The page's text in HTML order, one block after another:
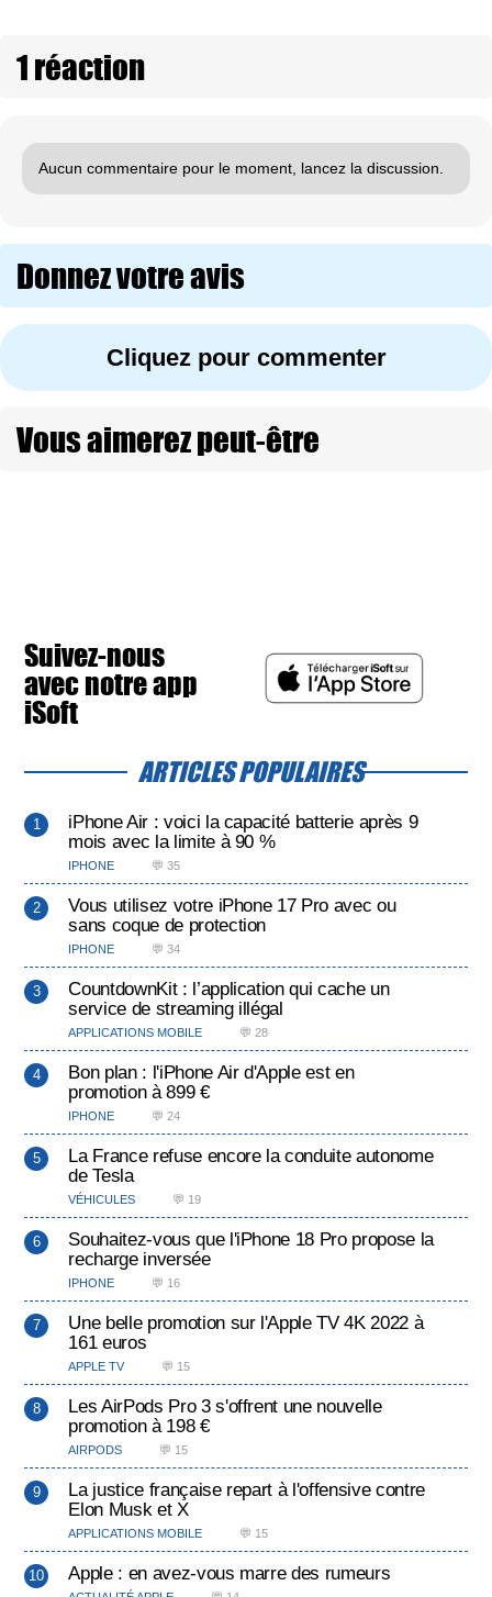
1 réaction
Aucun commentaire pour le moment, lancez la discussion.
Donnez votre avis
Cliquez pour commenter
Vous aimerez peut-être
Suivez-nous
avec notre app
iSoft
ARTICLES POPULAIRES
iPhone Air : voici la capacité batterie après 9
mois avec la limite à 90 %
IPHONE 💬 35
Vous utilisez votre iPhone 17 Pro avec ou
sans coque de protection
IPHONE 💬 34
CountdownKit : l’application qui cache un
service de streaming illégal
APPLICATIONS MOBILE 💬 28
Bon plan : l'iPhone Air d'Apple est en
promotion à 899 €
IPHONE 💬 24
La France refuse encore la conduite autonome
de Tesla
VÉHICULES 💬 19
Souhaitez-vous que l'iPhone 18 Pro propose la
recharge inversée
IPHONE 💬 16
Une belle promotion sur l'Apple TV 4K 2022 à
161 euros
APPLE TV 💬 15
Les AirPods Pro 3 s'offrent une nouvelle
promotion à 198 €
AIRPODS 💬 15
La justice française repart à l'offensive contre
Elon Musk et X
APPLICATIONS MOBILE 💬 15
Apple : en avez-vous marre des rumeurs